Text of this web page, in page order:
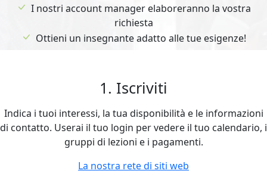
I nostri account manager elaboreranno la vostra
richiesta
Ottieni un insegnante adatto alle tue esigenze!
1. Iscriviti
Indica i tuoi interessi, la tua disponibilità e le informazioni
di contatto. Userai il tuo login per vedere il tuo calendario, i
gruppi di lezioni e i pagamenti.
La nostra rete di siti web